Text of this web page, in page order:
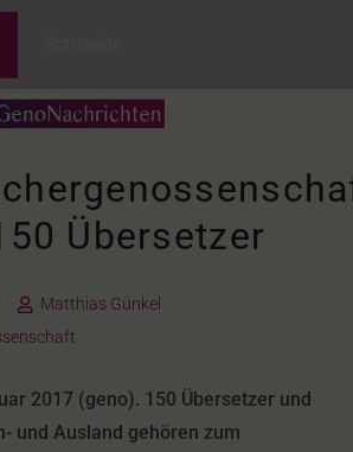
Übersetzer
Matthias Günkel
2017 (geno). 150 Übersetzer und
und Ausland gehören zum